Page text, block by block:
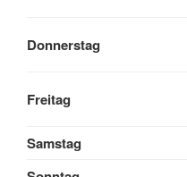
Donnerstag
Freitag
Samstag